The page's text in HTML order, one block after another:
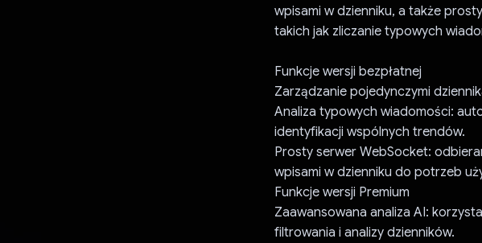
wpisami w dzienniku, a także
takich jak zliczanie typowych
Funkcje wersji bezpłatnej
Zarządzanie pojedynczymi
Analiza typowych wiadomości:
identyfikacji wspólnych trendów.
Prosty serwer WebSocket:
wpisami w dzienniku do potrzeb
Funkcje wersji Premium
Zaawansowana analiza AI:
filtrowania i analizy dzienników.